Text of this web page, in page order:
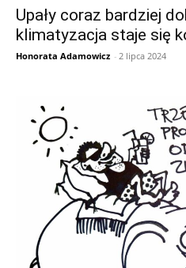
Upały coraz bardziej
klimatyzacja staje się
Honorata Adamowicz - 2 lipca 2024